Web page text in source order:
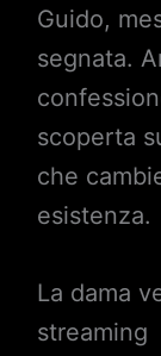
Guido,
segnata.
scoperta
che
esistenza.
La dama
streaming